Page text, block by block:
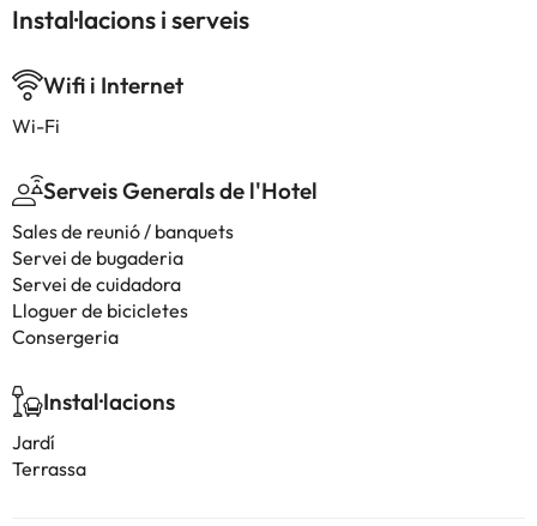
Instal·lacions i serveis
Wifi i Internet
Wi-Fi
Serveis Generals de l'Hotel
Sales de reunió / banquets
Servei de bugaderia
Servei de cuidadora
Lloguer de bicicletes
Consergeria
Instal·lacions
Jardí
Terrassa